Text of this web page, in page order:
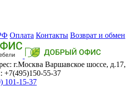
Оплата Контакты Возврат и обмен
г.Москва Варшавское шоссе, д.17,
+7(495)150-55-37
101-15-37